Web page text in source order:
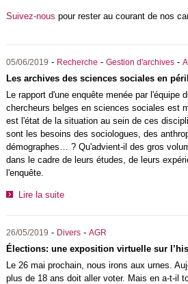
Suivez-nous pour rester au courant de nos
05/06/2019 - Recherche - Gestion d'archives-
Les archives des sciences sociales en
Le rapport d'une enquête menée par l'équipe
chercheurs belges en sciences sociales est
est l'état de la situation au sein de ces
sont les besoins des sociologues, des
démographes… ? Qu'advient-il des gros
dans le cadre de leurs études, de leurs
l'enquête.
Lire la suite
26/05/2019 - Divers- AGR
Élections: une exposition virtuelle sur
Le 26 mai prochain, nous irons aux urnes.
plus de 18 ans doit aller voter. Mais en a-t-il